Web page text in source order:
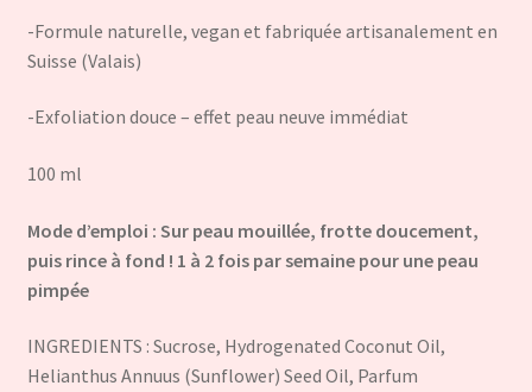
-Formule naturelle, vegan et fabriquée artisanalement en
Suisse (Valais)
-Exfoliation douce – effet peau neuve immédiat
100 ml
Mode d’emploi : Sur peau mouillée, frotte doucement,
puis rince à fond ! 1 à 2 fois par semaine pour une peau
pimpée
INGREDIENTS : Sucrose, Hydrogenated Coconut Oil,
Helianthus Annuus (Sunflower) Seed Oil, Parfum